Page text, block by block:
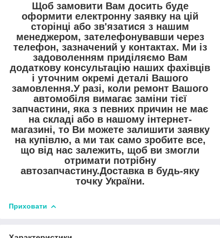
Щоб замовити Вам досить буде
оформити електронну заявку на цій
сторінці або зв'язатися з нашим
менеджером, зателефонувавши через
телефон, зазначений у контактах. Ми із
задоволенням приділяємо Вам
додаткову консультацію наших фахівців
і уточним окремі деталі Вашого
замовлення.У разі, коли ремонт Вашого
автомобіля вимагає заміни тієї
запчастини, яка з певних причин не має
на складі або в нашому інтернет-
магазині, то Ви можете залишити заявку
на купівлю, а ми так само зробите все,
що від нас залежить, щоб ви змогли
отримати потрібну
автозапчастину.Доставка в будь-яку
точку України.
Приховати